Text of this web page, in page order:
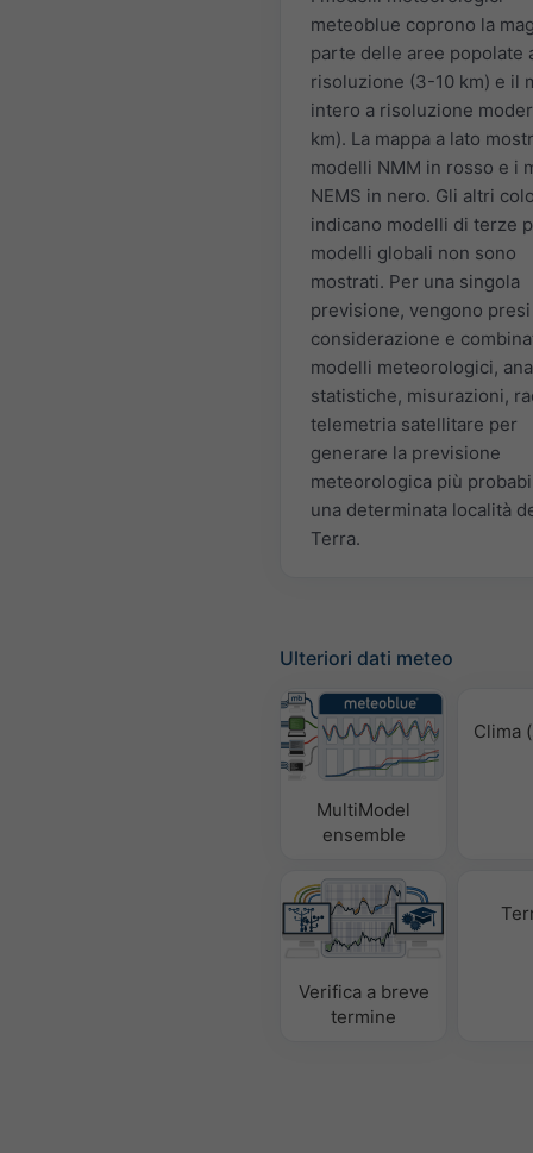
meteoblue coprono la
parte delle aree popolate
risoluzione (3-10 km) e il
intero a risoluzione
km). La mappa a lato
modelli NMM in rosso e i
NEMS in nero. Gli altri
indicano modelli di terze
modelli globali non sono
mostrati. Per una singola
previsione, vengono
considerazione e
modelli meteorologici,
statistiche, misurazioni,
telemetria satellitare per
generare la previsione
meteorologica più
una determinata località
Terra.
Ulteriori dati meteo
MultiModel
ensemble
Clima
Verifica a breve
termine